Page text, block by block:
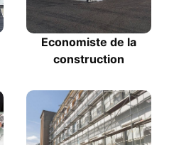
Economiste de la
construction